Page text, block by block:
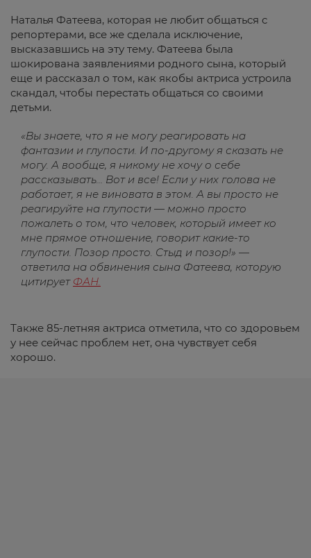
Наталья Фатеева, которая не любит общаться с
репортерами, все же сделала исключение,
высказавшись на эту тему. Фатеева была
шокирована заявлениями родного сына, который
еще и рассказал о том, как якобы актриса устроила
скандал, чтобы перестать общаться со своими
детьми.
«Вы знаете, что я не могу реагировать на
фантазии и глупости. И по-другому я сказать не
могу. А вообще, я никому не хочу о себе
рассказывать… Вот и все! Если у них голова не
работает, я не виновата в этом. А вы просто не
реагируйте на глупости — можно просто
пожалеть о том, что человек, который имеет ко
мне прямое отношение, говорит какие-то
глупости. Позор просто. Стыд и позор!» —
ответила на обвинения сына Фатеева, которую
цитирует ФАН.
Также 85-летняя актриса отметила, что со здоровьем
у нее сейчас проблем нет, она чувствует себя
хорошо.